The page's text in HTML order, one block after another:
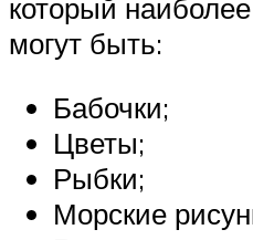
который
могут быть:
Бабочки;
Цветы;
Рыбки;
Морские